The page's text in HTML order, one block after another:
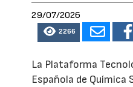
29/07/2026
2266
La Plataforma
Española de